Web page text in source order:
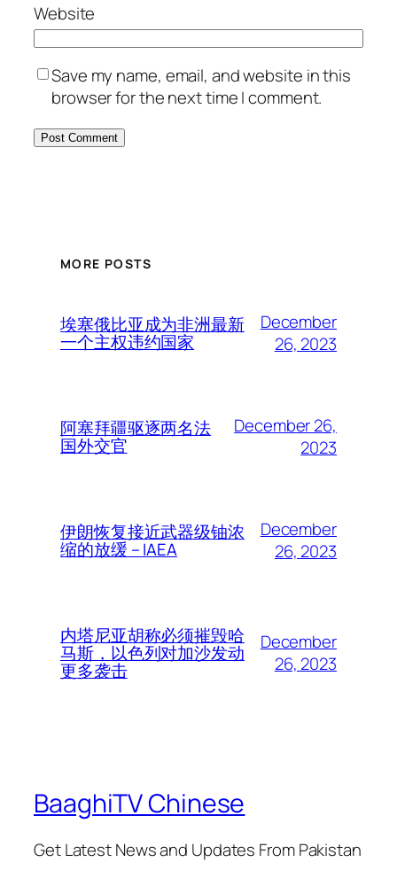
Website
Save my name, email, and website in this
browser for the next time I comment.
MORE POSTS
埃塞俄比亚成为非洲最新
一个主权违约国家
December
26, 2023
阿塞拜疆驱逐两名法
国外交官
December 26,
2023
伊朗恢复接近武器级铀浓
缩的放缓 – IAEA
December
26, 2023
内塔尼亚胡称必须摧毁哈
马斯，以色列对加沙发动
更多袭击
December
26, 2023
BaaghiTV Chinese
Get Latest News and Updates From Pakistan